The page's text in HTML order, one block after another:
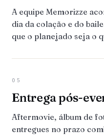
A equipe Memorizze
dia da colação e do
que o planejado seja o
05
Entrega pós-
Aftermovie, álbum de
entregues no prazo